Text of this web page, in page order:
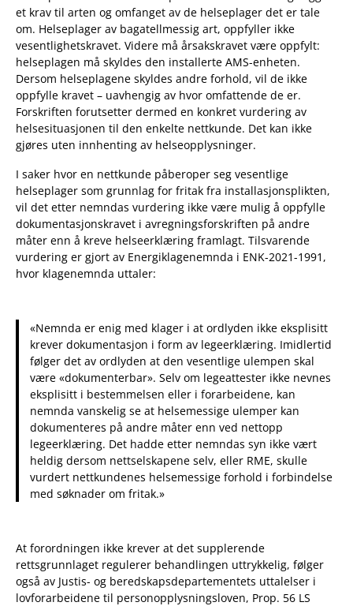
et krav til arten og omfanget av de helseplager det er tale
om. Helseplager av bagatellmessig art, oppfyller ikke
vesentlighetskravet. Videre må årsakskravet være oppfylt:
helseplagen må skyldes den installerte AMS-enheten.
Dersom helseplagene skyldes andre forhold, vil de ikke
oppfylle kravet – uavhengig av hvor omfattende de er.
Forskriften forutsetter dermed en konkret vurdering av
helsesituasjonen til den enkelte nettkunde. Det kan ikke
gjøres uten innhenting av helseopplysninger.
I saker hvor en nettkunde påberoper seg vesentlige
helseplager som grunnlag for fritak fra installasjonsplikten,
vil det etter nemndas vurdering ikke være mulig å oppfylle
dokumentasjonskravet i avregningsforskriften på andre
måter enn å kreve helseerklæring framlagt. Tilsvarende
vurdering er gjort av Energiklagenemnda i ENK-2021-1991,
hvor klagenemnda uttaler:
«Nemnda er enig med klager i at ordlyden ikke eksplisitt
krever dokumentasjon i form av legeerklæring. Imidlertid
følger det av ordlyden at den vesentlige ulempen skal
være «dokumenterbar». Selv om legeattester ikke nevnes
eksplisitt i bestemmelsen eller i forarbeidene, kan
nemnda vanskelig se at helsemessige ulemper kan
dokumenteres på andre måter enn ved nettopp
legeerklæring. Det hadde etter nemndas syn ikke vært
heldig dersom nettselskapene selv, eller RME, skulle
vurdert nettkundenes helsemessige forhold i forbindelse
med søknader om fritak.»
At forordningen ikke krever at det supplerende
rettsgrunnlaget regulerer behandlingen uttrykkelig, følger
også av Justis- og beredskapsdepartementets uttalelser i
lovforarbeidene til personopplysningsloven, Prop. 56 LS